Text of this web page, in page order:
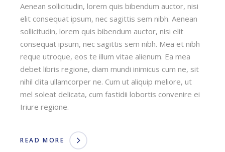
Aenean sollicitudin, lorem quis bibendum auctor, nisi
elit consequat ipsum, nec sagittis sem nibh. Aenean
sollicitudin, lorem quis bibendum auctor, nisi elit
consequat ipsum, nec sagittis sem nibh. Mea et nibh
reque utroque, eos te illum vitae alienum. Ea mea
debet libris regione, diam mundi inimicus cum ne, sit
nihil clita ullamcorper ne. Cum ut aliquip meliore, ut
mel soleat delicata, cum fastidii lobortis convenire ei
Iriure regione.
READ MORE